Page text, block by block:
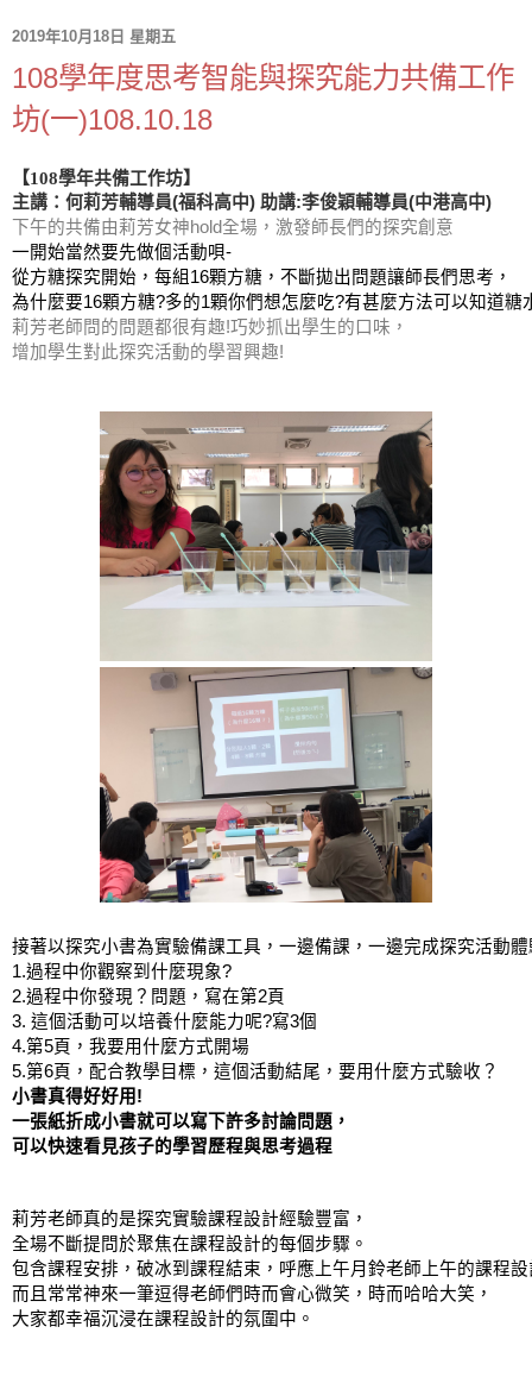
2019年10月18日 星期五
108學年度思考智能與探究能力共備工作
坊(一)108.10.18
【108學年共備工作坊】
主講：何莉芳輔導員(福科高中) 助講:李俊穎輔導員(中港高中)
下午的共備由莉芳女神hold全場，激發師長們的探究創意
一開始當然要先做個活動唄-
從方糖探究開始，每組16顆方糖，不斷拋出問題讓師長們思考，
為什麼要16顆方糖?多的1顆你們想怎麼吃?有甚麼方法可以知道糖
莉芳老師問的問題都很有趣!巧妙抓出學生的口味，
增加學生對此探究活動的學習興趣!
接著以探究小書為實驗備課工具，一邊備課，一邊完成探究活動
1.過程中你觀察到什麼現象?
2.過程中你發現？問題，寫在第2頁
3. 這個活動可以培養什麼能力呢?寫3個
4.第5頁，我要用什麼方式開場
5.第6頁，配合教學目標，這個活動結尾，要用什麼方式驗收？
小書真得好好用!
一張紙折成小書就可以寫下許多討論問題，
可以快速看見孩子的學習歷程與思考過程
莉芳老師真的是探究實驗課程設計經驗豐富，
全場不斷提問於聚焦在課程設計的每個步驟。
包含課程安排，破冰到課程結束，呼應上午月鈴老師上午的課程
而且常常神來一筆逗得老師們時而會心微笑，時而哈哈大笑，
大家都幸福沉浸在課程設計的氛圍中。